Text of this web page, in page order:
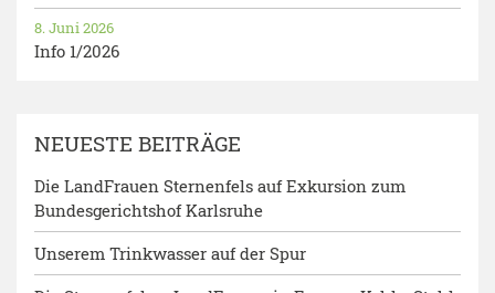
Info 1/2026
8. Juni 2026
NEUESTE BEITRÄGE
Die LandFrauen Sternenfels auf Exkursion zum
Bundesgerichtshof Karlsruhe
Unserem Trinkwasser auf der Spur